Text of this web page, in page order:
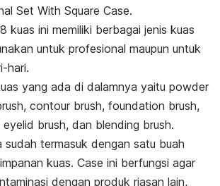
Set With Square Case.
kuas ini memiliki berbagai jenis kuas
untuk profesional maupun untuk
hari.
yang ada di dalamnya yaitu powder
contour brush, foundation brush,
brush, dan blending brush.
sudah termasuk dengan satu buah
kuas. Case ini berfungsi agar
dengan produk riasan lain,